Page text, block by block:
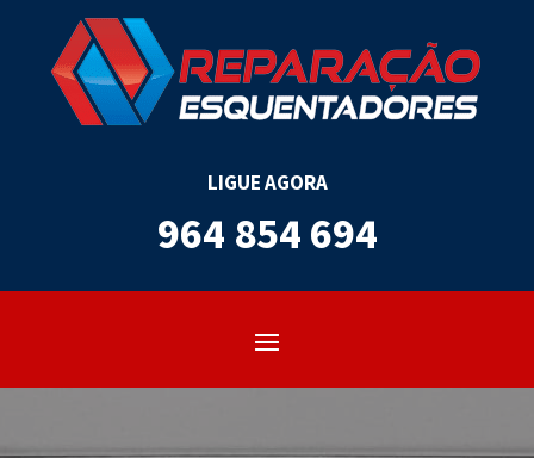
LIGUE AGORA
964 854 694